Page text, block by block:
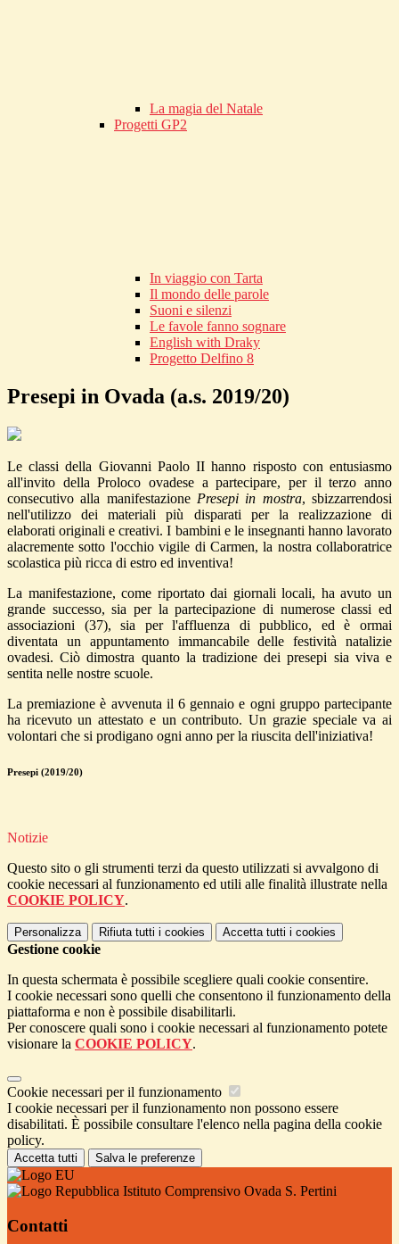
La magia del Natale
Progetti GP2
In viaggio con Tarta
Il mondo delle parole
Suoni e silenzi
Le favole fanno sognare
English with Draky
Progetto Delfino 8
Presepi in Ovada (a.s. 2019/20)
Le classi della Giovanni Paolo II hanno risposto con entusiasmo
all'invito della Proloco ovadese a partecipare, per il terzo anno
consecutivo alla manifestazione Presepi in mostra, sbizzarrendosi
nell'utilizzo dei materiali più disparati per la realizzazione di
elaborati originali e creativi. I bambini e le insegnanti hanno lavorato
alacremente sotto l'occhio vigile di Carmen, la nostra collaboratrice
scolastica più ricca di estro ed inventiva!
La manifestazione, come riportato dai giornali locali, ha avuto un
grande successo, sia per la partecipazione di numerose classi ed
associazioni (37), sia per l'affluenza di pubblico, ed è ormai
diventata un appuntamento immancabile delle festività natalizie
ovadesi. Ciò dimostra quanto la tradizione dei presepi sia viva e
sentita nelle nostre scuole.
La premiazione è avvenuta il 6 gennaio e ogni gruppo partecipante
ha ricevuto un attestato e un contributo. Un grazie speciale va ai
volontari che si prodigano ogni anno per la riuscita dell'iniziativa!
Presepi (2019/20)
Notizie
Questo sito o gli strumenti terzi da questo utilizzati si avvalgono di
cookie necessari al funzionamento ed utili alle finalità illustrate nella
COOKIE POLICY.
Personalizza Rifiuta tutti i cookies Accetta tutti i cookies
Gestione cookie
In questa schermata è possibile scegliere quali cookie consentire.
I cookie necessari sono quelli che consentono il funzionamento della
piattaforma e non è possibile disabilitarli.
Per conoscere quali sono i cookie necessari al funzionamento potete
visionare la COOKIE POLICY.
Cookie necessari per il funzionamento
I cookie necessari per il funzionamento non possono essere
disabilitati. È possibile consultare l'elenco nella pagina della cookie
policy.
Accetta tutti Salva le preferenze
Istituto Comprensivo Ovada S. Pertini
Contatti